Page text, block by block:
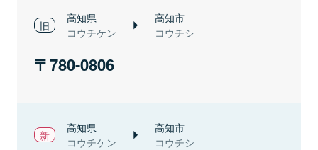
高知県
コウチケン
高知市
コウチシ
780-0806
高知県
コウチケン
高知市
コウチシ